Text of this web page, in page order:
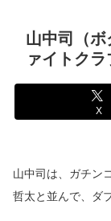
山中司（
ァイトク
X
山中司は、ガチン
哲太と並んで、ダ